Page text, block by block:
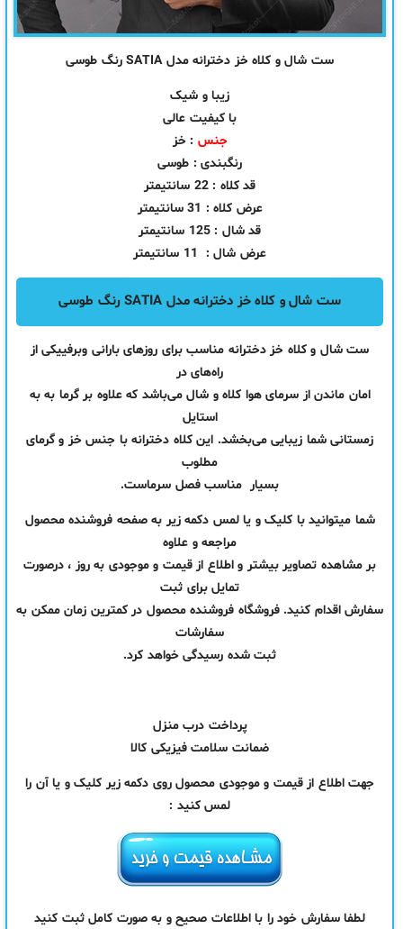
ست شال و كلاه خز دخترانه مدل SATIA رنگ طوسی
زیبا و شیک
با کیفیت عالی
جنس : خز
رنگبندی : طوسی
قد کلاه : 22 سانتیمتر
عرض کلاه : 31 سانتیمتر
قد شال : 125 سانتیمتر
عرض شال : 11 سانتیمتر
ست شال و كلاه خز دخترانه مدل SATIA رنگ طوسی
ست شال و كلاه خز دخترانه مناسب برای روزهای بارانی وبرفییکی از
راه‌های در
امان ماندن از سرمای هوا کلاه و شال می‌باشد که علاوه بر گرما به به
استایل
زمستانی شما زیبایی می‌بخشد. این كلاه دخترانه با جنس خز و گرمای
مطلوب
بسیار مناسب فصل سرماست.
شما میتوانید با کلیک و یا لمس دکمه زیر به صفحه فروشنده محصول
مراجعه و علاوه
بر مشاهده تصاویر بیشتر و اطلاع از قیمت و موجودی به روز ، درصورت
تمایل برای ثبت
سفارش اقدام کنید. فروشگاه فروشنده محصول در کمترین زمان ممکن به
سفارشات
ثبت شده رسیدگی خواهد کرد.
پرداخت درب منزل
ضمانت سلامت فیزیکی کالا
جهت اطلاع از قیمت و موجودی محصول روی دکمه زیر کلیک و یا آن را
لمس کنید :
لطفا سفارش خود را با اطلاعات صحیح و به صورت کامل ثبت کنید